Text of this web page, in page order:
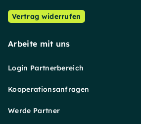
Vertrag widerrufen
Arbeite mit uns
Login Partnerbereich
Kooperationsanfragen
Werde Partner